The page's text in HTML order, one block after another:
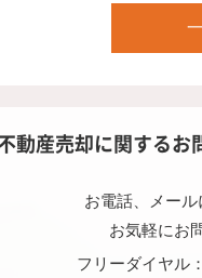
動産売却に関するお
お電話、メール
お気軽にお
フリーダイヤル：